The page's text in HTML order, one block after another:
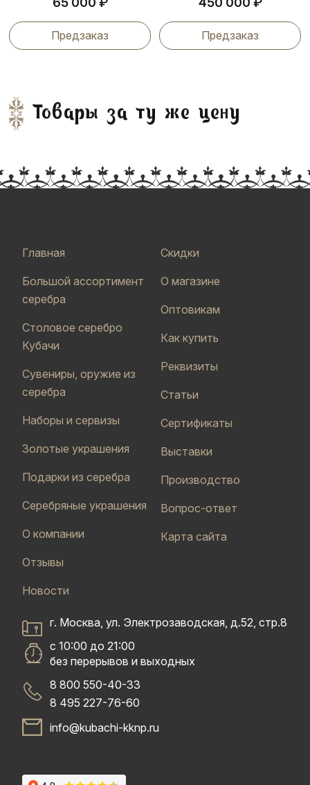
Предзаказ Предзаказ
Товары за ту же цену
Главная
Большой ассортимент
серебра
Столовое серебро
Кубачи
Сувениры, оружие из
серебра
Наборы и сервизы
Золотые украшения
Подарки из серебра
Серебряные украшения
О компании
Отзывы
Новости
Скидки
О магазине
Оптовикам
Как купить
Реквизиты
Статьи
Сертификаты
Выставки
Производство
Вопрос-ответ
Карта сайта
г. Москва, ул. Электрозаводская, д.52, стр.8
с 10:00 до 21:00
без перерывов и выходных
8 800 550-40-33
8 495 227-76-60
info@kubachi-kknp.ru